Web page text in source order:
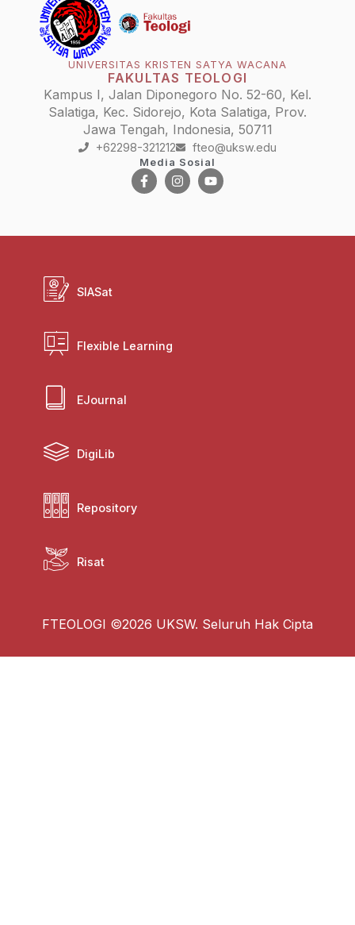
UNIVERSITAS KRISTEN SATYA WACANA
FAKULTAS TEOLOGI
Kampus I, Jalan Diponegoro No. 52-60, Kel.
Salatiga, Kec. Sidorejo, Kota Salatiga, Prov.
Jawa Tengah, Indonesia, 50711
+62298-321212 fteo@uksw.edu
Media Sosial
SIASat
Flexible Learning
EJournal
DigiLib
Repository
Risat
FTEOLOGI ©2026 UKSW. Seluruh Hak Cipta